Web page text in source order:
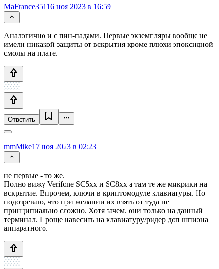
MaFrance35116 ноя 2023 в 16:59
Аналогично и с пин-падами. Первые экземпляры вообще не
имели никакой защиты от вскрытия кроме плюхи эпоксидной
смолы на плате.
Ответить
mmMike17 ноя 2023 в 02:23
не первые - то же.
Полно вижу Verifone SC5xx и SC8xx а там те же микрики на
вскрытие. Впрочем, ключи в криптомодуле клавиатуры. Но
подозреваю, что при желании их взять от туда не
принципиально сложно. Хотя зачем. они только на данный
терминал. Проще навесить на клавиатуру/ридер доп шпиона
аппаратного.